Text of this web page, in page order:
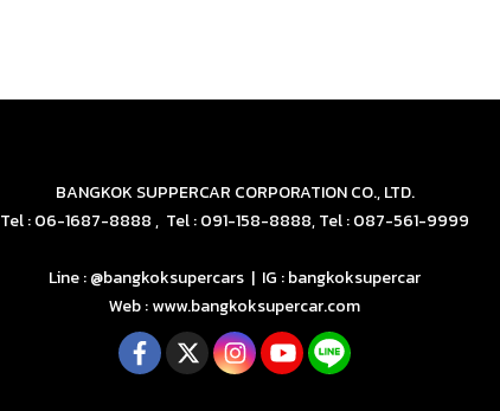
BANGKOK SUPPERCAR CORPORATION CO., LTD.
Tel : 06-1687-8888 , Tel : 091-158-8888, Tel : 087-561-9999
Line : @bangkoksupercars | IG : bangkoksupercar
Web : www.bangkoksupercar.com